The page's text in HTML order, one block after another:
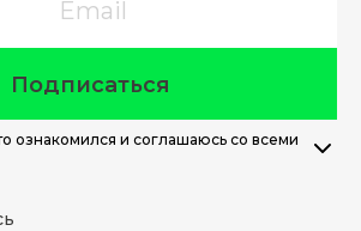
Подписаться
ознакомился и соглашаюсь со всеми